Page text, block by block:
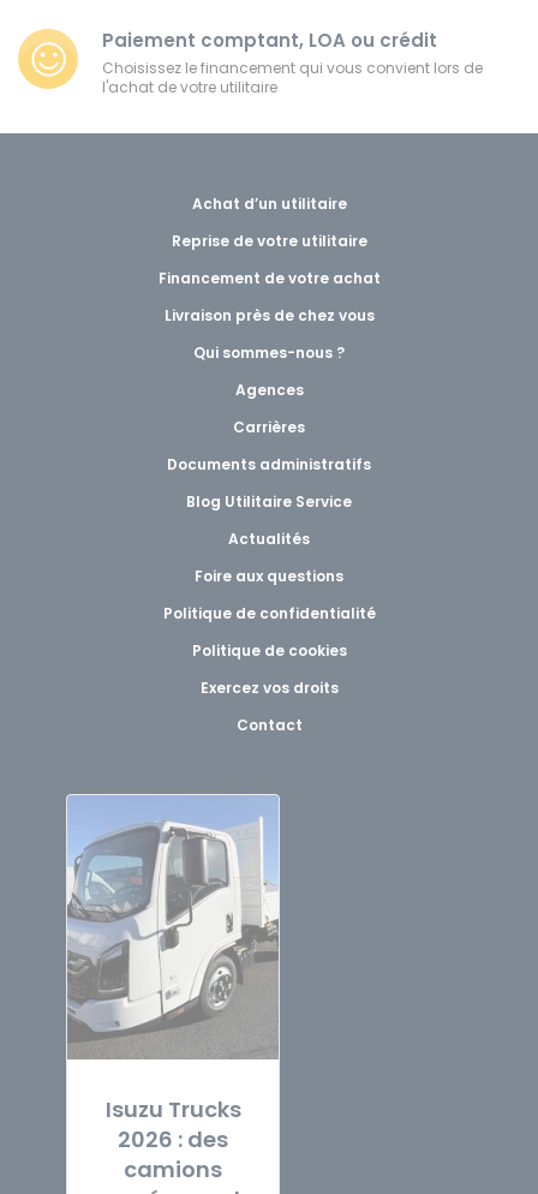
Paiement comptant, LOA ou crédit
Choisissez le financement qui vous convient lors de
l'achat de votre utilitaire
Achat d’un utilitaire
Reprise de votre utilitaire
Financement de votre achat
Livraison près de chez vous
Qui sommes-nous ?
Agences
Carrières
Documents administratifs
Blog Utilitaire Service
Actualités
Foire aux questions
Politique de confidentialité
Politique de cookies
Exercez vos droits
Contact
Isuzu Trucks
2026 : des
camions